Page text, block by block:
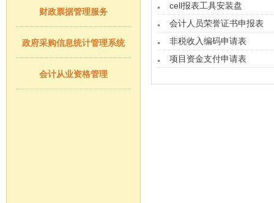
财政票据管理服务
政府采购信息统计管理系统
会计从业资格管理
cell报表工具安装盘
会计人员荣誉证书申报表
非税收入编码申请表
项目资金支付申请表